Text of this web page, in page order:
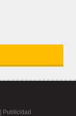
Publicidad